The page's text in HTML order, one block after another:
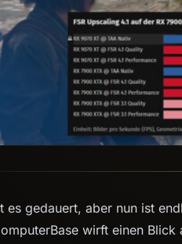
es gedauert, aber nun ist
wirft einen